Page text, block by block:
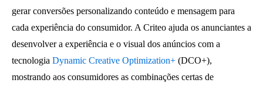
gerar conversões personalizando conteúdo e mensagem para
cada experiência do consumidor. A Criteo ajuda os anunciantes a
desenvolver a experiência e o visual dos anúncios com a
tecnologia Dynamic Creative Optimization+ (DCO+),
mostrando aos consumidores as combinações certas de